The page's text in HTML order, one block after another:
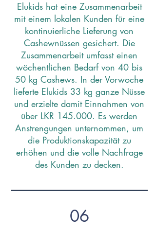
Elukids hat eine Zusammenarbeit
mit einem lokalen Kunden für eine
kontinuierliche Lieferung von
Cashewnüssen gesichert. Die
Zusammenarbeit umfasst einen
wöchentlichen Bedarf von 40 bis
50 kg Cashews. In der Vorwoche
lieferte Elukids 33 kg ganze Nüsse
und erzielte damit Einnahmen von
über LKR 145.000. Es werden
Anstrengungen unternommen, um
die Produktionskapazität zu
erhöhen und die volle Nachfrage
des Kunden zu decken.
06